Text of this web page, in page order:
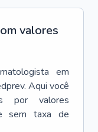
valores
em
Aqui você
por valores
sem taxa de